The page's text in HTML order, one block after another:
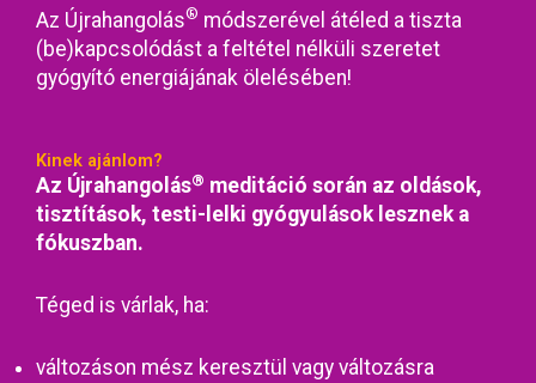
Az Újrahangolás® módszerével átéled a tiszta
(be)kapcsolódást a feltétel nélküli szeretet
gyógyító energiájának ölelésében!
Kinek ajánlom?
Az Újrahangolás® meditáció során az oldások,
tisztítások, testi-lelki gyógyulások lesznek a
fókuszban.
Téged is várlak, ha:
változáson mész keresztül vagy változásra